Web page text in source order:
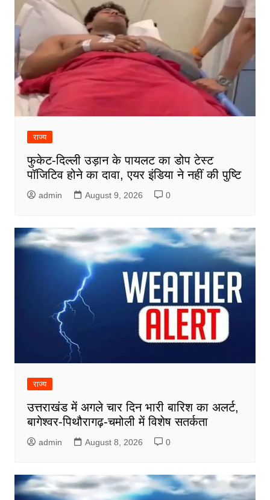
राज्य
फुकेट-दिल्ली उड़ान के पायलट का डोप टेस्ट
पॉजिटिव होने का दावा, एयर इंडिया ने नहीं की पुष्टि
admin August 9, 2026 0
राज्य
उत्तराखंड में अगले चार दिन भारी बारिश का अलर्ट,
बागेश्वर-पिथौरागढ़-चमोली में विशेष सतर्कता
admin August 8, 2026 0